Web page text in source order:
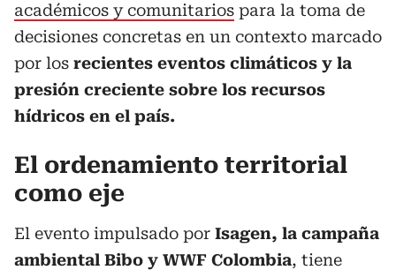
académicos y comunitarios para la toma de
decisiones concretas en un contexto marcado
por los recientes eventos climáticos y la
presión creciente sobre los recursos
hídricos en el país.
El ordenamiento territorial
como eje
El evento impulsado por Isagen, la campaña
ambiental Bibo y WWF Colombia, tiene